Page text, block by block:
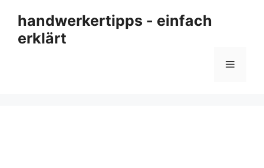
Inhalt
springen
handwerkertipps - einfach
erklärt
Menü